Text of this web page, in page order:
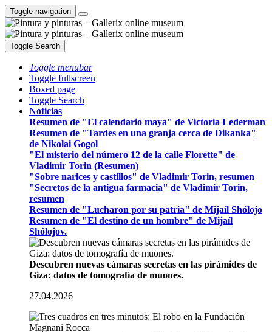
Toggle navigation
Toggle Search
Toggle menubar
Toggle fullscreen
Boxed page
Toggle Search
Noticias
Resumen de "El calendario maya" de Victoria Lederman
Resumen de "Tardes en una granja cerca de Dikanka"
de Nikolai Gogol
"El misterio del número 12 de la calle Florette" de
Vladimir Torin (Resumen)
"Sobre narices y castillos" de Vladimir Torin, resumen
"Secretos de la antigua farmacia" de Vladimir Torin,
resumen
Resumen de "Lucharon por su patria" de Mijaíl Shólojo
Resumen de "El destino de un hombre" de Mijaíl
Shólojov.
Descubren nuevas cámaras secretas en las pirámides de
Giza: datos de tomografía de muones.
27.04.2026